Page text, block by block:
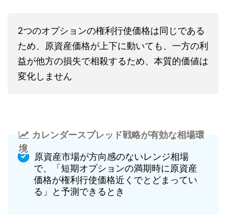
2つのオプションの権利行使価格は同じである
ため、原資産価格が上下に動いても、一方の利
益が他方の損失で相殺するため、本質的価値は
変化しません
カレンダースプレッド戦略が有効な相場環
境
原資産市場が方向感のないレンジ相場
で、「短期オプションの満期時に原資産
価格が権利行使価格近くでとどまってい
る」と予測できるとき